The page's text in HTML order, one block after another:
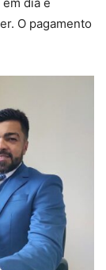
O pagamento